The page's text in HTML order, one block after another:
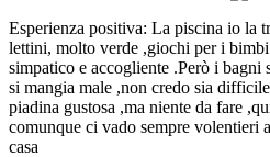
Esperienza positiva: La piscina io la
lettini, molto verde ,giochi per i
simpatico e accogliente .Però i bagni
si mangia male ,non credo sia
piadina gustosa ,ma niente da fare
comunque ci vado sempre volentieri
casa